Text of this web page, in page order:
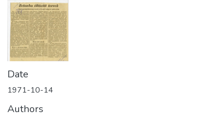
About us
Date
1971-10-14
Authors